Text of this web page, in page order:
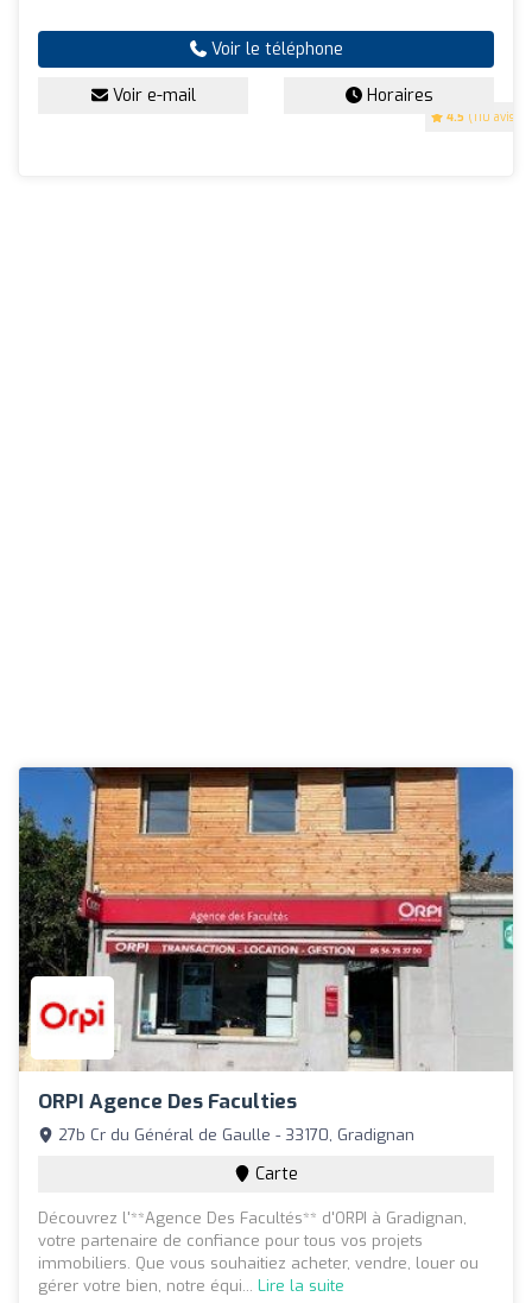
4.5 (110 avis)
Voir le téléphone
Voir e-mail Horaires
ORPI Agence Des Faculties
27b Cr du Général de Gaulle - 33170, Gradignan
Carte
Découvrez l'**Agence Des Facultés** d'ORPI à Gradignan,
votre partenaire de confiance pour tous vos projets
immobiliers. Que vous souhaitiez acheter, vendre, louer ou
gérer votre bien, notre équi... Lire la suite